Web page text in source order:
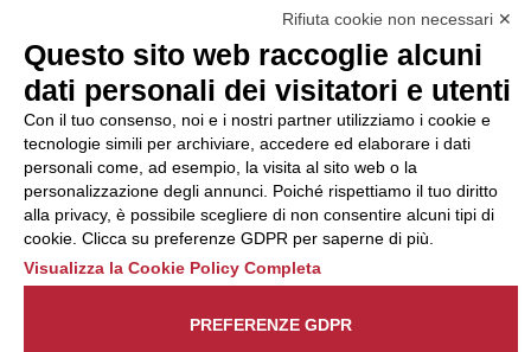
del Codice di Condotta, è
possibile presentare un
reclamo
all’Organismo di
Monitoraggio utilizzando
una delle modalità
descritte al seguente
indirizzo web
https://odm-
agenzielavoro.it/reclami/ .
Rifiuta cookie non necessari ✕
Questo sito web raccoglie alcuni
dati personali dei visitatori e utenti
Con il tuo consenso, noi e i nostri partner utilizziamo i cookie e
tecnologie simili per archiviare, accedere ed elaborare i dati
personali come, ad esempio, la visita al sito web o la
personalizzazione degli annunci. Poiché rispettiamo il tuo diritto
alla privacy, è possibile scegliere di non consentire alcuni tipi di
cookie. Clicca su preferenze GDPR per saperne di più.
Visualizza la Cookie Policy Completa
PREFERENZE GDPR